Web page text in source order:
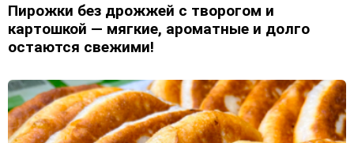
Пирожки без дрожжей с творогом и
картошкой — мягкие, ароматные и долго
остаются свежими!